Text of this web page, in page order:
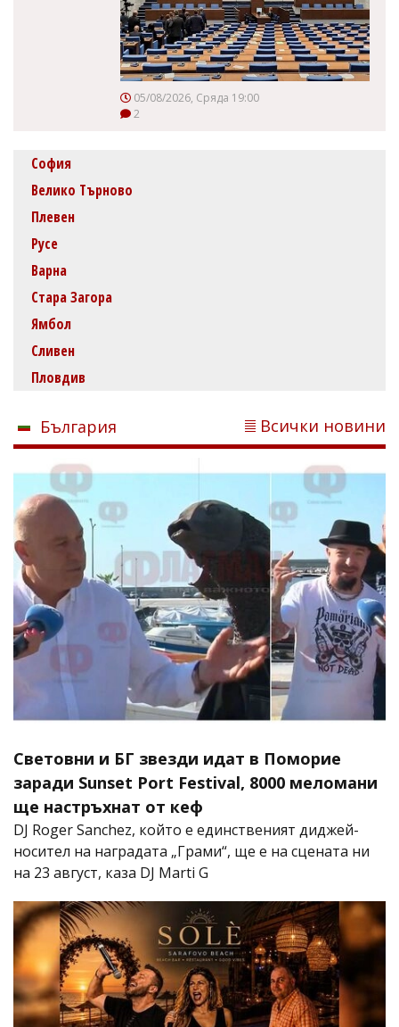
05/08/2026, Сряда 19:00
2
София
Велико Търново
Плевен
Русе
Варна
Стара Загора
Ямбол
Сливен
Пловдив
България Всички новини
Световни и БГ звезди идат в Поморие
заради Sunset Port Festival, 8000 меломани
ще настръхнат от кеф
DJ Roger Sanchez, който е единственият диджей-
носител на наградата „Грами“, ще е на сцената ни
на 23 август, каза DJ Marti G